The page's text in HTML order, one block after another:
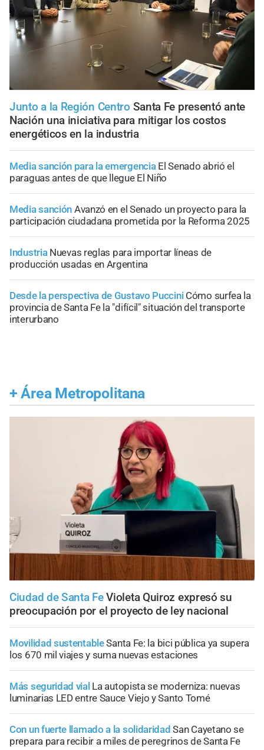
Junto a la Región Centro Santa Fe presentó ante
Nación una iniciativa para mitigar los costos
energéticos en la industria
Media sanción para la emergencia El Senado abrió el
paraguas antes de que llegue El Niño
Media sanción Avanzó en el Senado un proyecto para la
participación ciudadana prometida por la Reforma 2025
Industria Nuevas reglas para importar líneas de
producción usadas en Argentina
Desde la perspectiva de Gustavo Puccini Cómo surfea la
provincia de Santa Fe la "difícil" situación del transporte
interurbano
+ Área Metropolitana
Ciudad de Santa Fe Violeta Quiroz expresó su
preocupación por el proyecto de ley nacional
Movilidad sustentableSanta Fe: la bici pública ya supera
los 670 mil viajes y suma nuevas estaciones
Más seguridad vial La autopista se moderniza: nuevas
luminarias LED entre Sauce Viejo y Santo Tomé
Con un fuerte llamado a la solidaridad San Cayetano se
prepara para recibir a miles de peregrinos de Santa Fe